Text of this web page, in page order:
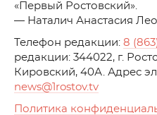
«Первый
— Наталич Анастасия
Телефон редакции: 8
редакции: 344022, г.
Кировский, 40А. Адрес
news@1rostov.tv
Политика